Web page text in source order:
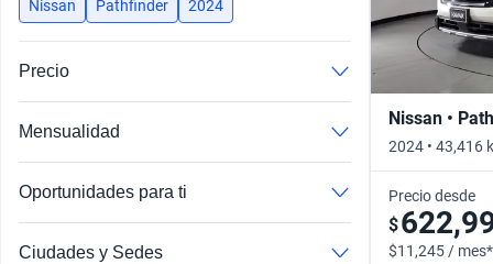
Busca por año
Nissan Pathfinder 2024
Precio
Mensualidad
Oportunidades para ti
Ciudades y Sedes
Nissan •
2024 • 43,416
Automático
Precio desde
$
$11,245 / mes*